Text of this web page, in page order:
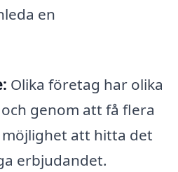
en
Olika företag har olika
genom att få flera
att hitta det
erbjudandet.